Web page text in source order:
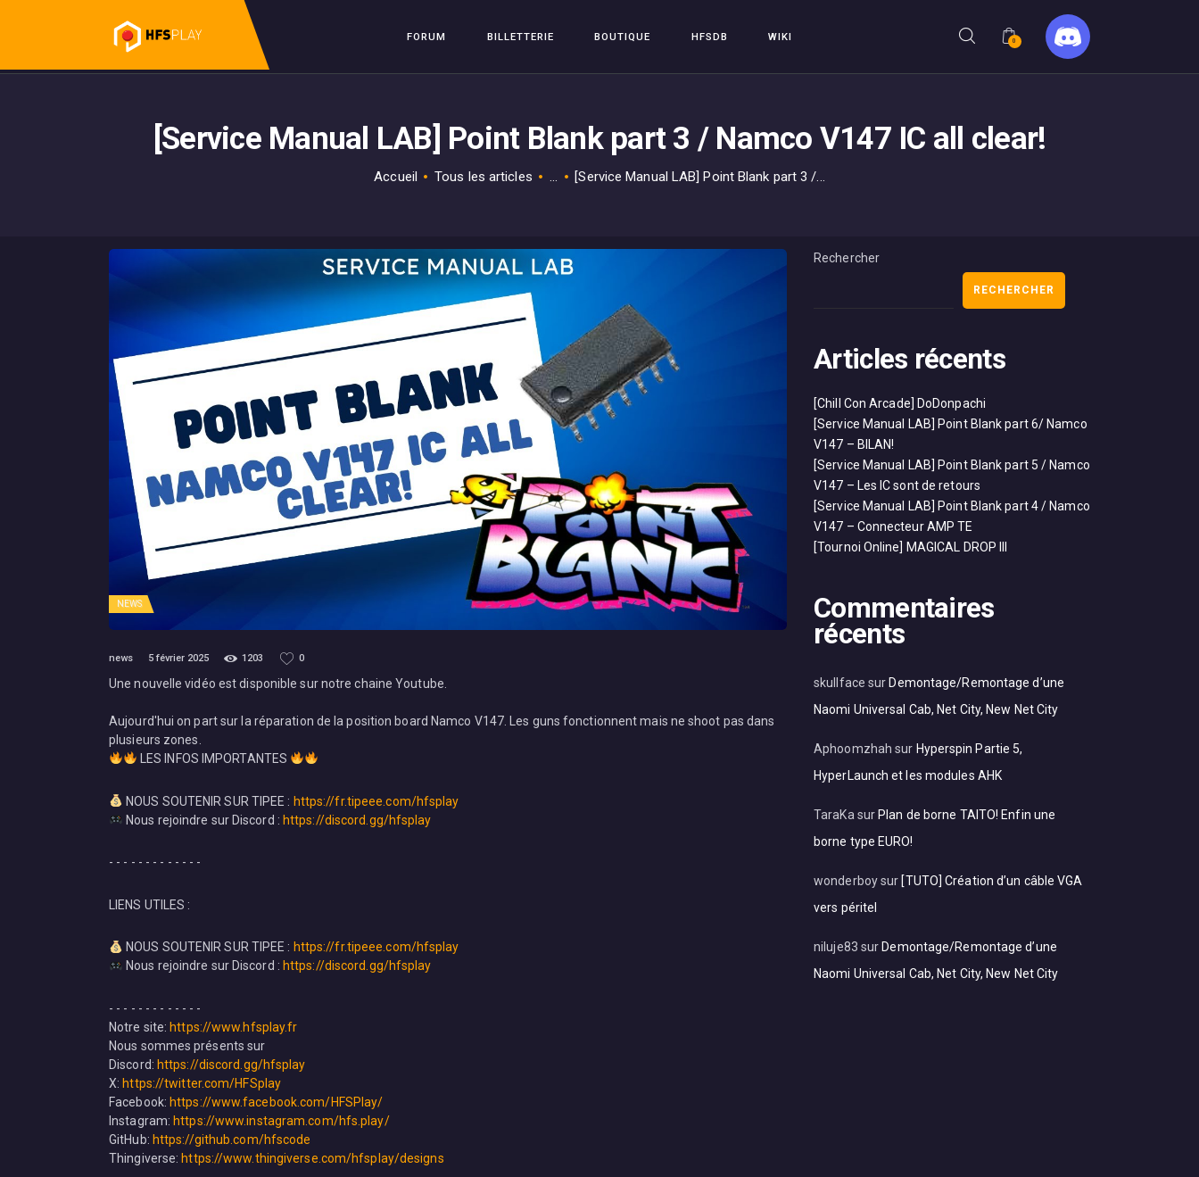
FORUM BILLETTERIE BOUTIQUE HFSDB WIKI 0
[Service Manual LAB] Point Blank part 3 / Namco V147 IC all clear!
Accueil Tous les articles ... [Service Manual LAB] Point Blank part 3 /...
HFSPLAY
HFSDB
WIKI
NEWS
news 5 février 2025 1203 0
Une nouvelle vidéo est disponible sur notre chaine Youtube.
Aujourd'hui on part sur la réparation de la position board Namco V147. Les guns fonctionnent mais ne shoot pas dans
plusieurs zones.
LES INFOS IMPORTANTES
NOUS SOUTENIR SUR TIPEE : https://fr.tipeee.com/hfsplay
Nous rejoindre sur Discord : https://discord.gg/hfsplay
- - - - - - - - - - - - -
LIENS UTILES :
NOUS SOUTENIR SUR TIPEE : https://fr.tipeee.com/hfsplay
Nous rejoindre sur Discord : https://discord.gg/hfsplay
- - - - - - - - - - - - -
Notre site: https://www.hfsplay.fr
Nous sommes présents sur
Discord: https://discord.gg/hfsplay
X: https://twitter.com/HFSplay
Facebook: https://www.facebook.com/HFSPlay/
Instagram: https://www.instagram.com/hfs.play/
GitHub: https://github.com/hfscode
Thingiverse: https://www.thingiverse.com/hfsplay/designs
Rechercher
RECHERCHER
Articles récents
[Chill Con Arcade] DoDonpachi
[Service Manual LAB] Point Blank part 6/ Namco
V147 – BILAN!
[Service Manual LAB] Point Blank part 5 / Namco
V147 – Les IC sont de retours
[Service Manual LAB] Point Blank part 4 / Namco
V147 – Connecteur AMP TE
[Tournoi Online] MAGICAL DROP III
Commentaires
récents
skullface sur Demontage/Remontage d’une
Naomi Universal Cab, Net City, New Net City
Aphoomzhah sur Hyperspin Partie 5,
HyperLaunch et les modules AHK
TaraKa sur Plan de borne TAITO! Enfin une
borne type EURO!
wonderboysur [TUTO] Création d’un câble VGA
vers péritel
niluje83 sur Demontage/Remontage d’une
Naomi Universal Cab, Net City, New Net City